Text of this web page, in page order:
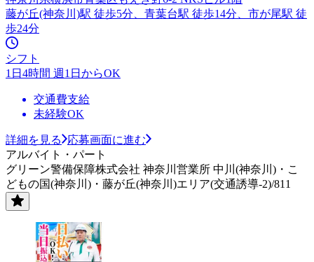
藤が丘(神奈川)駅 徒歩5分、青葉台駅 徒歩14分、市が尾駅 徒
歩24分
シフト
1日4時間 週1日からOK
交通費支給
未経験OK
詳細を見る
応募画面に進む
アルバイト・パート
グリーン警備保障株式会社 神奈川営業所 中川(神奈川)・こ
どもの国(神奈川)・藤が丘(神奈川)エリア(交通誘導-2)/811